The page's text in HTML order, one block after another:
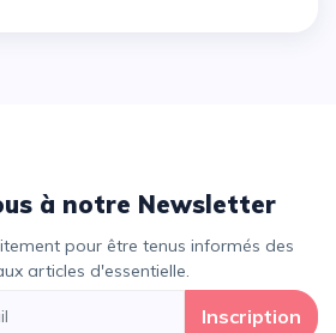
à notre Newsletter
articles d'essentielle.
Inscription